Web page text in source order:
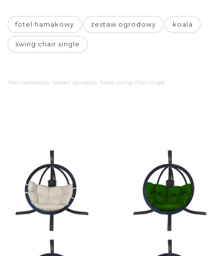
fotel hamakowy zestaw ogrodowy koala
swing chair single
fotel hamakowy, zestaw ogrodowy, koala, swing chair single